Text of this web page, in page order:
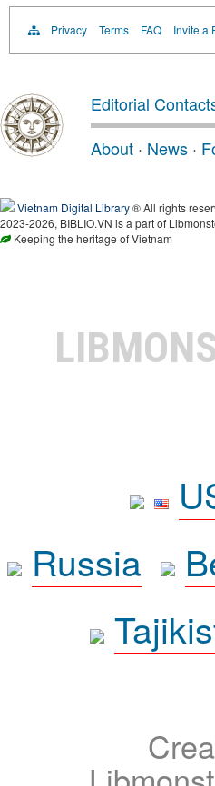
Privacy Terms FAQ Invite a
Editorial
About · News ·
Vietnam Digital Library® All rights
2023-2026, BIBLIO.VN is a part of
Keeping the heritage of Vietnam
Russia